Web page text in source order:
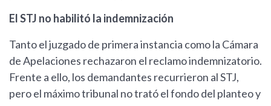
El STJ no habilitó la indemnización
Tanto el juzgado de primera instancia como la Cámara
de Apelaciones rechazaron el reclamo indemnizatorio.
Frente a ello, los demandantes recurrieron al STJ,
pero el máximo tribunal no trató el fondo del planteo y